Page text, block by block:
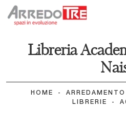
Libreria
HOME -
LIBRERIE
-